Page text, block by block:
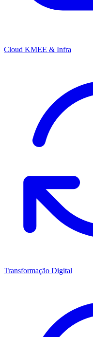
Cloud KMEE & Infra
Transformação Digital